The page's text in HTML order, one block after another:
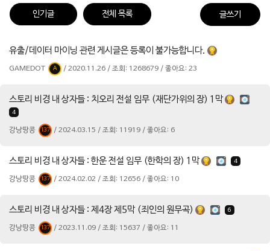
인기글 전체 목록 글쓰기
유출/데이터 마이닝 관련 게시글은 등록이 불가능합니다.
GAMEDOT A / 2020.11.26 / 조회: 1268679 / 좋아요: 23
스토리 비경 내 상자들 : 치오리 전설 임무 (재단가위의 장) 1막
4
강낭땅콩 137 / 2024.03.15 / 조회: 11919 / 좋아요: 6
스토리 비경 내 상자들 : 한운 전설 임무 (한학의 장) 1막 4
강낭땅콩 137 / 2024.02.02 / 조회: 12656 / 좋아요: 10
스토리 비경 내 상자들 : 제4장 제5막 (죄인의 원무곡) 6
강낭땅콩 137 / 2023.11.09 / 조회: 15637 / 좋아요: 11